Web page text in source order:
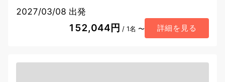
2027/03/08 出発
152,044円 / 1名 〜 詳細を見る